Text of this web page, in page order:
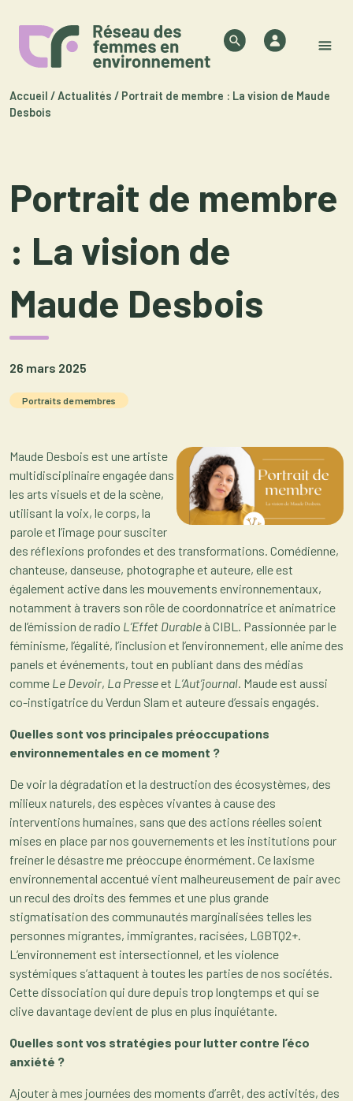
Accueil /Actualités / Portrait de membre : La vision de Maude
Desbois
Portrait de membre
: La vision de
Maude Desbois
26 mars 2025
Portraits de membres
Maude Desbois est une artiste
multidisciplinaire engagée dans
les arts visuels et de la scène,
utilisant la voix, le corps, la
parole et l’image pour susciter
des réflexions profondes et des transformations. Comédienne,
chanteuse, danseuse, photographe et auteure, elle est
également active dans les mouvements environnementaux,
notamment à travers son rôle de coordonnatrice et animatrice
de l’émission de radio L’Effet Durable à CIBL. Passionnée par le
féminisme, l’égalité, l’inclusion et l’environnement, elle anime des
panels et événements, tout en publiant dans des médias
comme Le Devoir, La Presseet L’Aut’journal . Maude est aussi
co-instigatrice du Verdun Slam et auteure d’essais engagés.
Quelles sont vos principales préoccupations
environnementales en ce moment ?
De voir la dégradation et la destruction des écosystèmes, des
milieux naturels, des espèces vivantes à cause des
interventions humaines, sans que des actions réelles soient
mises en place par nos gouvernements et les institutions pour
freiner le désastre me préoccupe énormément. Ce laxisme
environnemental accentué vient malheureusement de pair avec
un recul des droits des femmes et une plus grande
stigmatisation des communautés marginalisées telles les
personnes migrantes, immigrantes, racisées, LGBTQ2+.
L’environnement est intersectionnel, et les violence
systémiques s’attaquent à toutes les parties de nos sociétés.
Cette dissociation qui dure depuis trop longtemps et qui se
clive davantage devient de plus en plus inquiétante.
Quelles sont vos stratégies pour lutter contre l’éco
anxiété ?
Ajouter à mes journées des moments d’arrêt, des activités, des